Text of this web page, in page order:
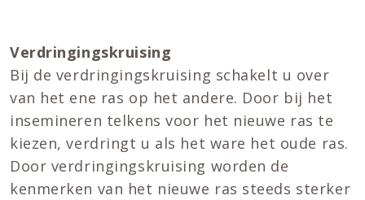
Verdringingskruising
Bij de verdringingskruising schakelt u over
van het ene ras op het andere. Door bij het
insemineren telkens voor het nieuwe ras te
kiezen, verdringt u als het ware het oude ras.
Door verdringingskruising worden de
kenmerken van het nieuwe ras steeds sterker